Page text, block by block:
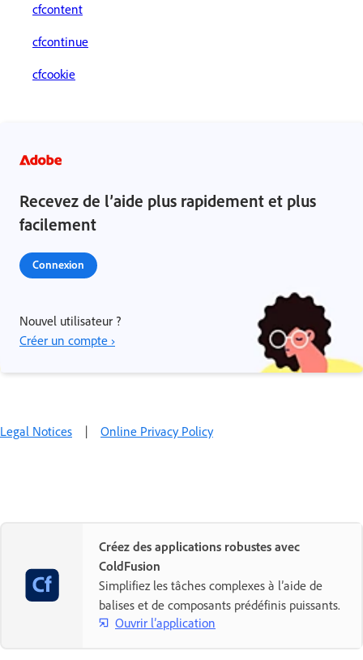
cfcontent
cfcontinue
cfcookie
Recevez de l’aide plus rapidement et plus
facilement
Connexion
Nouvel utilisateur ?
Créer un compte ›
Legal Notices | Online Privacy Policy
Créez des applications robustes avec
ColdFusion
Simplifiez les tâches complexes à l’aide de
balises et de composants prédéfinis puissants.
Ouvrir l’application